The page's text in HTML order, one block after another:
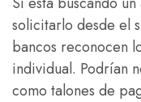
solicitarlo desde el
bancos reconocen
individual. Podrían
como talones de